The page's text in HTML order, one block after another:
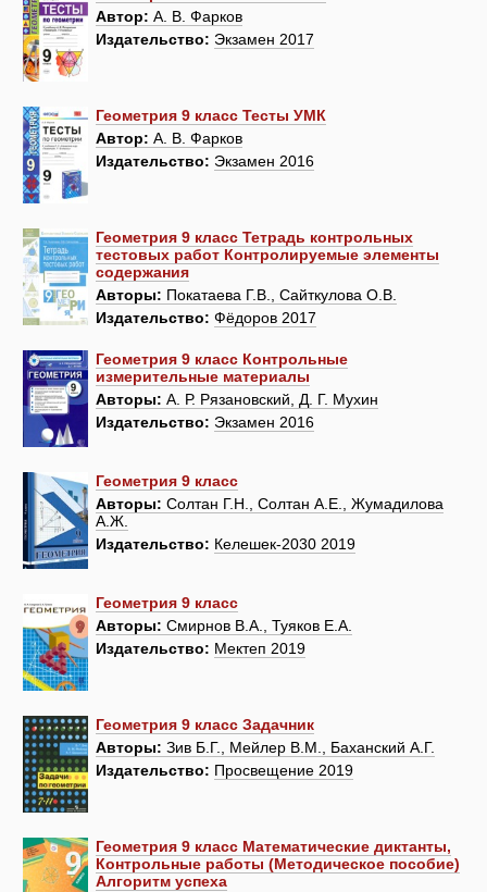
Автор: А. В. Фарков
Издательство: Экзамен 2017
Геометрия 9 класс Тесты УМК
Автор: А. В. Фарков
Издательство: Экзамен 2016
Геометрия 9 класс Тетрадь контрольных
тестовых работ Контролируемые элементы
содержания
Авторы: Покатаева Г.В., Сайткулова О.В.
Издательство: Фёдоров 2017
Геометрия 9 класс Контрольные
измерительные материалы
Авторы: А. Р. Рязановский, Д. Г. Мухин
Издательство: Экзамен 2016
Геометрия 9 класс
Авторы: Солтан Г.Н., Солтан А.Е., Жумадилова
А.Ж.
Издательство: Келешек-2030 2019
Геометрия 9 класс
Авторы: Смирнов В.А., Туяков Е.А.
Издательство: Мектеп 2019
Геометрия 9 класс Задачник
Авторы: Зив Б.Г., Мейлер В.М., Баханский А.Г.
Издательство: Просвещение 2019
Геометрия 9 класс Математические диктанты,
Контрольные работы (Методическое пособие)
Алгоритм успеха